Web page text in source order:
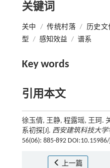
关键词
关中 / 传统村落 / 历史文
型 / 感知效益 / 谱系
Key words
引用本文
徐玉倩, 王静, 程露瑶, 王珂.
系初探[J]. 西安建筑科技大学
56(06): 885-892
上一篇